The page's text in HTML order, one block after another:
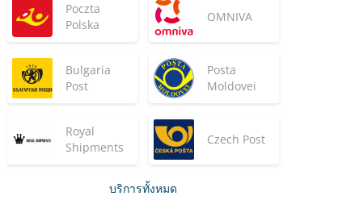
Poczta
Polska
OMNIVA
Bulgaria
Post
Posta
Moldovei
Royal
Shipments
Czech Post
บริการทั้งหมด